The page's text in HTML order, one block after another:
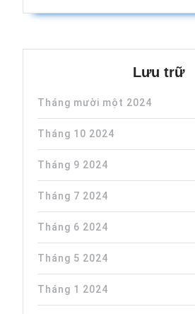
Lưu trữ
Tháng mười một 2024
Tháng 10 2024
Tháng 9 2024
Tháng 7 2024
Tháng 6 2024
Tháng 5 2024
Tháng 1 2024